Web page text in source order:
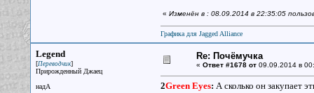
« Изменён в : 08.09.2014 в 22:35:05
Графика для Jagged Alliance
Legend
[Переводчик]
Прирожденный Джаец
надА
Re: Почёмучка
« Ответ #1678 от09.09.2014 в
2Green Eyes: А сколько он закупает